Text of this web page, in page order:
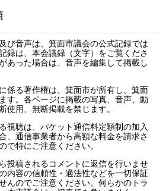
び音声は、箕面市議会の公式記録では
録は、本会議録（文字）をご覧くださ
あった場合は、音声を編集して掲載し
係る著作権は、箕面市が所有し、箕面
す。各ページに掲載の写真、音声、動
使用、無断掲載を禁じます。
視聴は、パケット通信料定額制の加入
、通信事業者から高額な料金を請求さ
で特にご注意ください。
投稿されるコメントに返信を行いませ
内容の信頼性・適法性などを一切保証
んのでご注意ください。何らかのトラ